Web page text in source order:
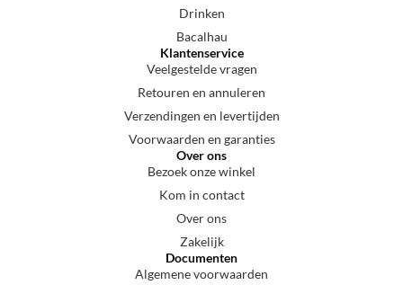
Drinken
Bacalhau
Klantenservice
Veelgestelde vragen
Retouren en annuleren
Verzendingen en levertijden
Voorwaarden en garanties
Over ons
Bezoek onze winkel
Kom in contact
Over ons
Zakelijk
Documenten
Algemene voorwaarden